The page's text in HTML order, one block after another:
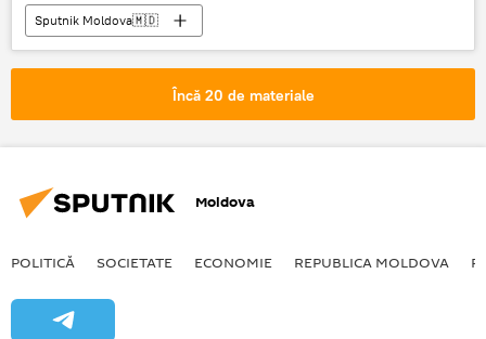
Sputnik Moldova🇲🇩
Încă 20 de materiale
Moldova
POLITICĂ SOCIETATE ECONOMIE REPUBLICA MOLDOVA